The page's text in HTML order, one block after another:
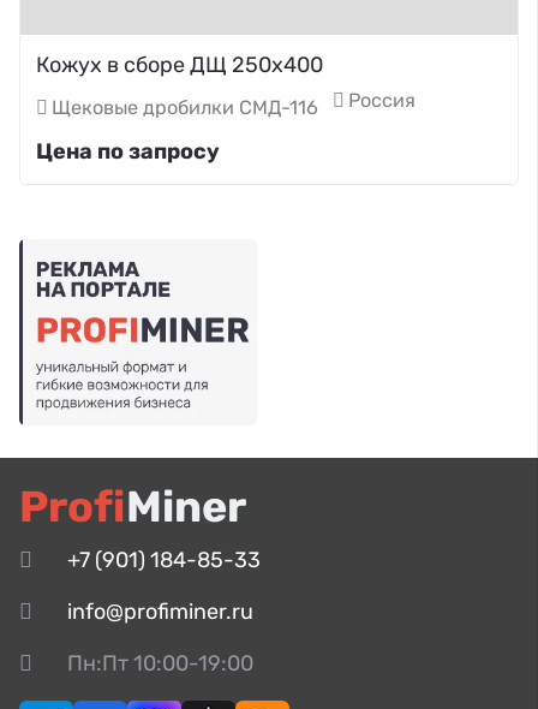
Кожух в сборе ДЩ 250х400
Щековые дробилки СМД-116 Россия
Цена по запросу
ProfiMiner
+7 (901) 184-85-33
info@profiminer.ru
Пн:Пт 10:00-19:00